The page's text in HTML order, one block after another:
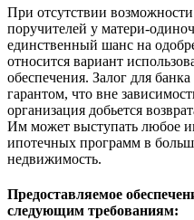
При отсутствии
поручителей у матери-
единственный шанс на
относится вариант
обеспечения. Залог для
гарантом, что вне
организация добьется
Им может выступать любое
ипотечных программ в
недвижимость.
Предоставляемое
следующим требованиям: